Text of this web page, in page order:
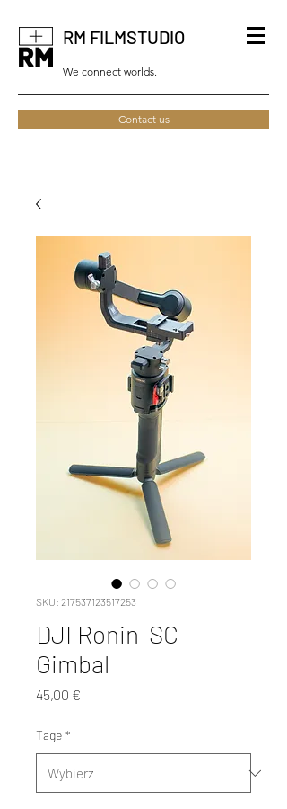
RM FILMSTUDIO
We connect worlds.
Contact us
SKU: 217537123517253
DJI Ronin-SC
Gimbal
45,00 €
Tage *